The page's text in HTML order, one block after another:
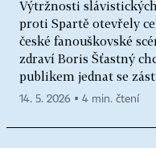
Výtržnosti
proti Spartě otevřely
české fanouškovské
zdraví Boris Šťastný
publikem jednat se
14. 5. 2026 ▪ 4 min. čtení